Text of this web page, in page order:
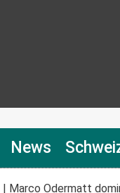
News
| Marco Odermatt